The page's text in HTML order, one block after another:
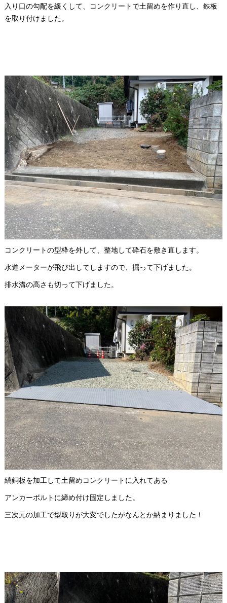
入り口の勾配を緩くして、コンクリートで土留めを作り直し、鉄板
を取り付けました。
コンクリートの型枠を外して、整地して砕石を敷き直します。
水道メーターが飛び出してしますので、掘って下げました。
排水溝の高さも切って下げました。
縞銅板を加工して土留めコンクリートに入れてある
アンカーボルトに締め付け固定しました。
三次元の加工で型取りが大変でしたがなんとか納まりました！